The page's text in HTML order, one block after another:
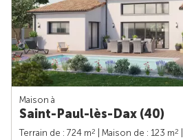
Maison à
Saint-Paul-lès-Dax (40)
Terrain de : 724 m2 | Maison de : 123 m2